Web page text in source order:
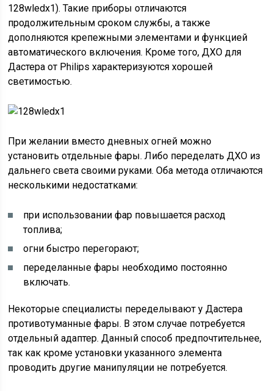
128wledx1). Такие приборы отличаются
продолжительным сроком службы, а также
дополняются крепежными элементами и функцией
автоматического включения. Кроме того, ДХО для
Дастера от Philips характеризуются хорошей
светимостью.
При желании вместо дневных огней можно
установить отдельные фары. Либо переделать ДХО из
дальнего света своими руками. Оба метода отличаются
несколькими недостатками:
при использовании фар повышается расход
топлива;
огни быстро перегорают;
переделанные фары необходимо постоянно
включать.
Некоторые специалисты переделывают у Дастера
противотуманные фары. В этом случае потребуется
отдельный адаптер. Данный способ предпочтительнее,
так как кроме установки указанного элемента
проводить другие манипуляции не потребуется.